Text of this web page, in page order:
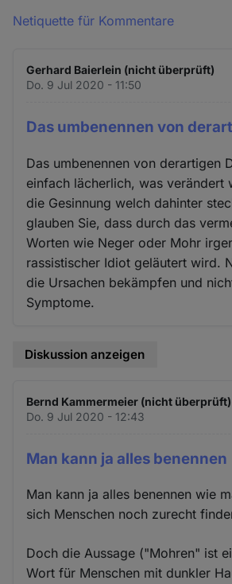
Netiquette für Kommentare
Gerhard Baierlein (nicht überprüft)
Do. 9 Jul 2020 - 11:50
Das umbenennen von
Das umbenennen von derartigen
einfach lächerlich, was verändert
die Gesinnung welch dahinter
glauben Sie, dass durch das
Worten wie Neger oder Mohr
rassistischer Idiot geläutert wird.
die Ursachen bekämpfen und
Symptome.
Diskussion anzeigen
Bernd Kammermeier (nicht überprüft)
Do. 9 Jul 2020 - 12:43
Man kann ja alles benennen
Man kann ja alles benennen wie
sich Menschen noch zurecht
Doch die Aussage ("Mohren" ist
Wort für Menschen mit dunkler